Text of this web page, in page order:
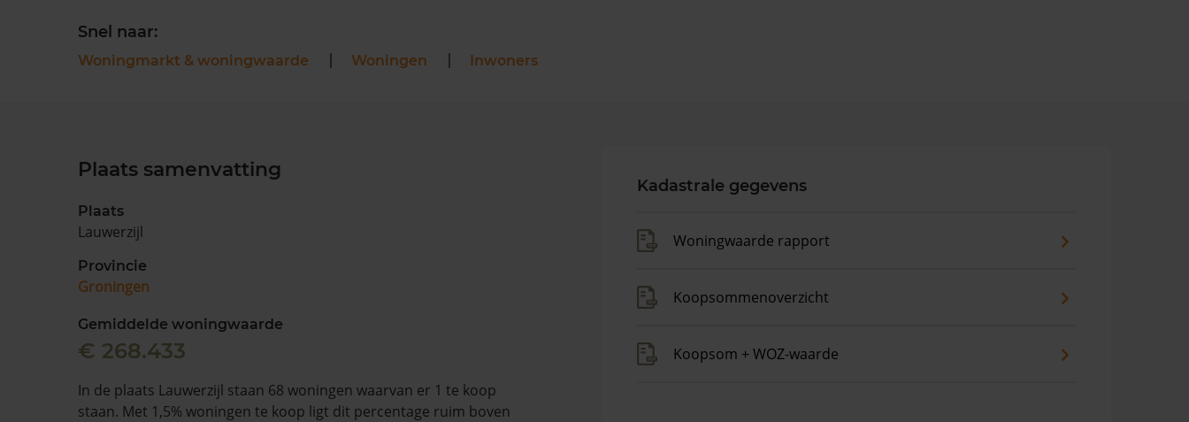
Snel naar:
Woningmarkt & woningwaarde Woningen Inwoners
Plaats samenvatting
Plaats
Lauwerzijl
Provincie
Groningen
Gemiddelde woningwaarde
€ 268.433
In de plaats Lauwerzijl staan 68 woningen waarvan er 1 te koop
staan. Met 1,5% woningen te koop ligt dit percentage ruim boven
Kadastrale gegevens
Woningwaarde rapport
Koopsommenoverzicht
Koopsom + WOZ-waarde